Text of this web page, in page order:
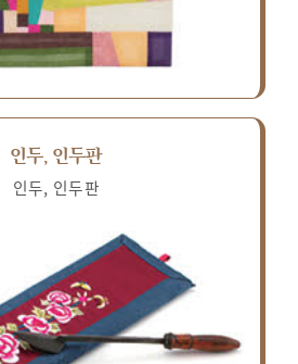
인두, 인두판
인두, 인두판